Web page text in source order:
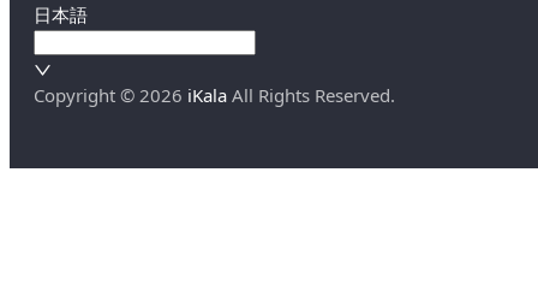
日本語
Copyright © 2026 iKala All Rights Reserved.